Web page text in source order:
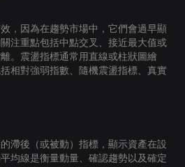
，因為在趨勢市場中，它們會過早顯
注重點包括中點交叉、接近最大值或
。震盪指標通常用直線或柱狀圖繪
相對強弱指數、隨機震盪指標、真實
滯後（或被動）指標，顯示資產在設
均線是衡量動量、確認趨勢以及確定